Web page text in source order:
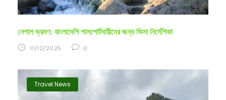
নেপাল ভ্রমণ: বাংলাদেশি পাসপোর্টধারীদের জন্য ভিসা নির্দেশিকা
11/12/2025 0
Travel News